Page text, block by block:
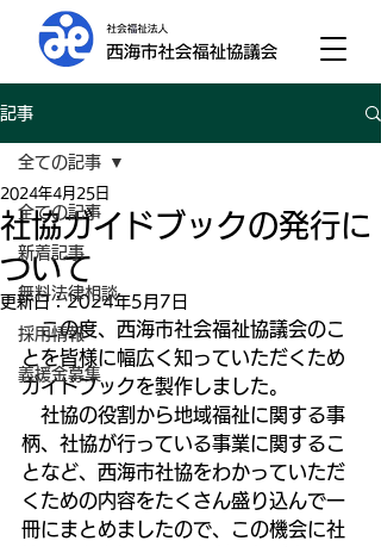
記事
全ての記事
新着記事
無料法律相談
採用情報
義援金募集
全ての記事
社協ガイドブックの発行に
ついて
2024年4月25日
更新日：2024年5月7日
この度、西海市社会福祉協議会のこ
とを皆様に幅広く知っていただくため
ガイドブックを製作しました。
社協の役割から地域福祉に関する事
柄、社協が行っている事業に関するこ
となど、西海市社協をわかっていただ
くための内容をたくさん盛り込んで一
冊にまとめましたので、この機会に社